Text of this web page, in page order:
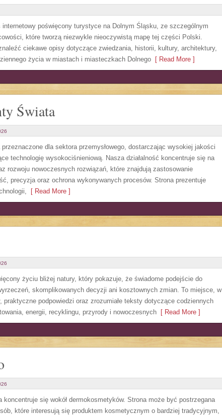
internetowy poświęcony turystyce na Dolnym Śląsku, ze szczególnym
które tworzą niezwykle nieoczywistą mapę tej części Polski.
ciekawe opisy dotyczące zwiedzania, historii, kultury, architektury,
życia w miastach i miasteczkach Dolnego [ Read More ]
Świata
dla sektora przemysłowego, dostarczając wysokiej jakości
technologię wysokociśnieniową. Nasza działalność koncentruje się na
rozwoju nowoczesnych rozwiązań, które znajdują zastosowanie
precyzja oraz ochrona wykonywanych procesów. Strona prezentuje
[ Read More ]
życiu bliżej natury, który pokazuje, że świadome podejście do
skomplikowanych decyzji ani kosztownych zmian. To miejsce, w
podpowiedzi oraz zrozumiałe teksty dotyczące codziennych
energii, recyklingu, przyrody i nowoczesnych [ Read More ]
koncentruje się wokół dermokosmetyków. Strona może być postrzegana
które interesują się produktem kosmetycznym o bardziej tradycyjnym,